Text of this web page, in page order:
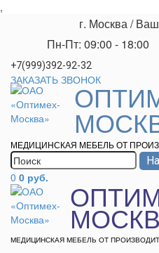
,
г. Москва/ Ваш
Пн-Пт: 09:00 - 18:00
+7(999)392-92-32
ЗАКАЗАТЬ ЗВОНОК
МЕДИЦИНСКАЯ МЕБЕЛЬ ОТ
0 0 руб.
МЕДИЦИНСКАЯ МЕБЕЛЬ ОТ